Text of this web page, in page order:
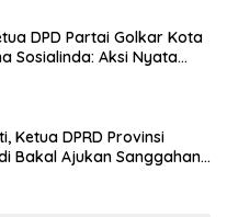
DPD Partai Golkar Kota
Sosialinda: Aksi Nyata
Ketua DPRD Provinsi
Bakal Ajukan Sanggahan